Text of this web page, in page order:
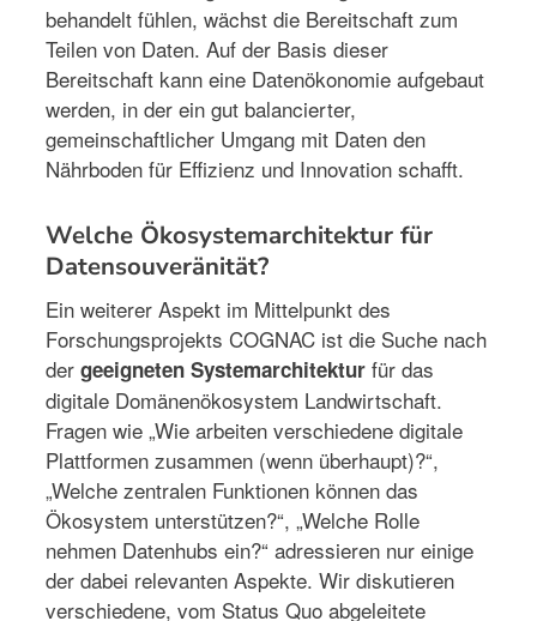
behandelt fühlen, wächst die Bereitschaft zum
Teilen von Daten. Auf der Basis dieser
Bereitschaft kann eine Datenökonomie aufgebaut
werden, in der ein gut balancierter,
gemeinschaftlicher Umgang mit Daten den
Nährboden für Effizienz und Innovation schafft.
Welche Ökosystemarchitektur für
Datensouveränität?
Ein weiterer Aspekt im Mittelpunkt des
Forschungsprojekts COGNAC ist die Suche nach
der geeigneten Systemarchitektur für das
digitale Domänenökosystem Landwirtschaft.
Fragen wie „Wie arbeiten verschiedene digitale
Plattformen zusammen (wenn überhaupt)?“,
„Welche zentralen Funktionen können das
Ökosystem unterstützen?“, „Welche Rolle
nehmen Datenhubs ein?“ adressieren nur einige
der dabei relevanten Aspekte. Wir diskutieren
verschiedene, vom Status Quo abgeleitete